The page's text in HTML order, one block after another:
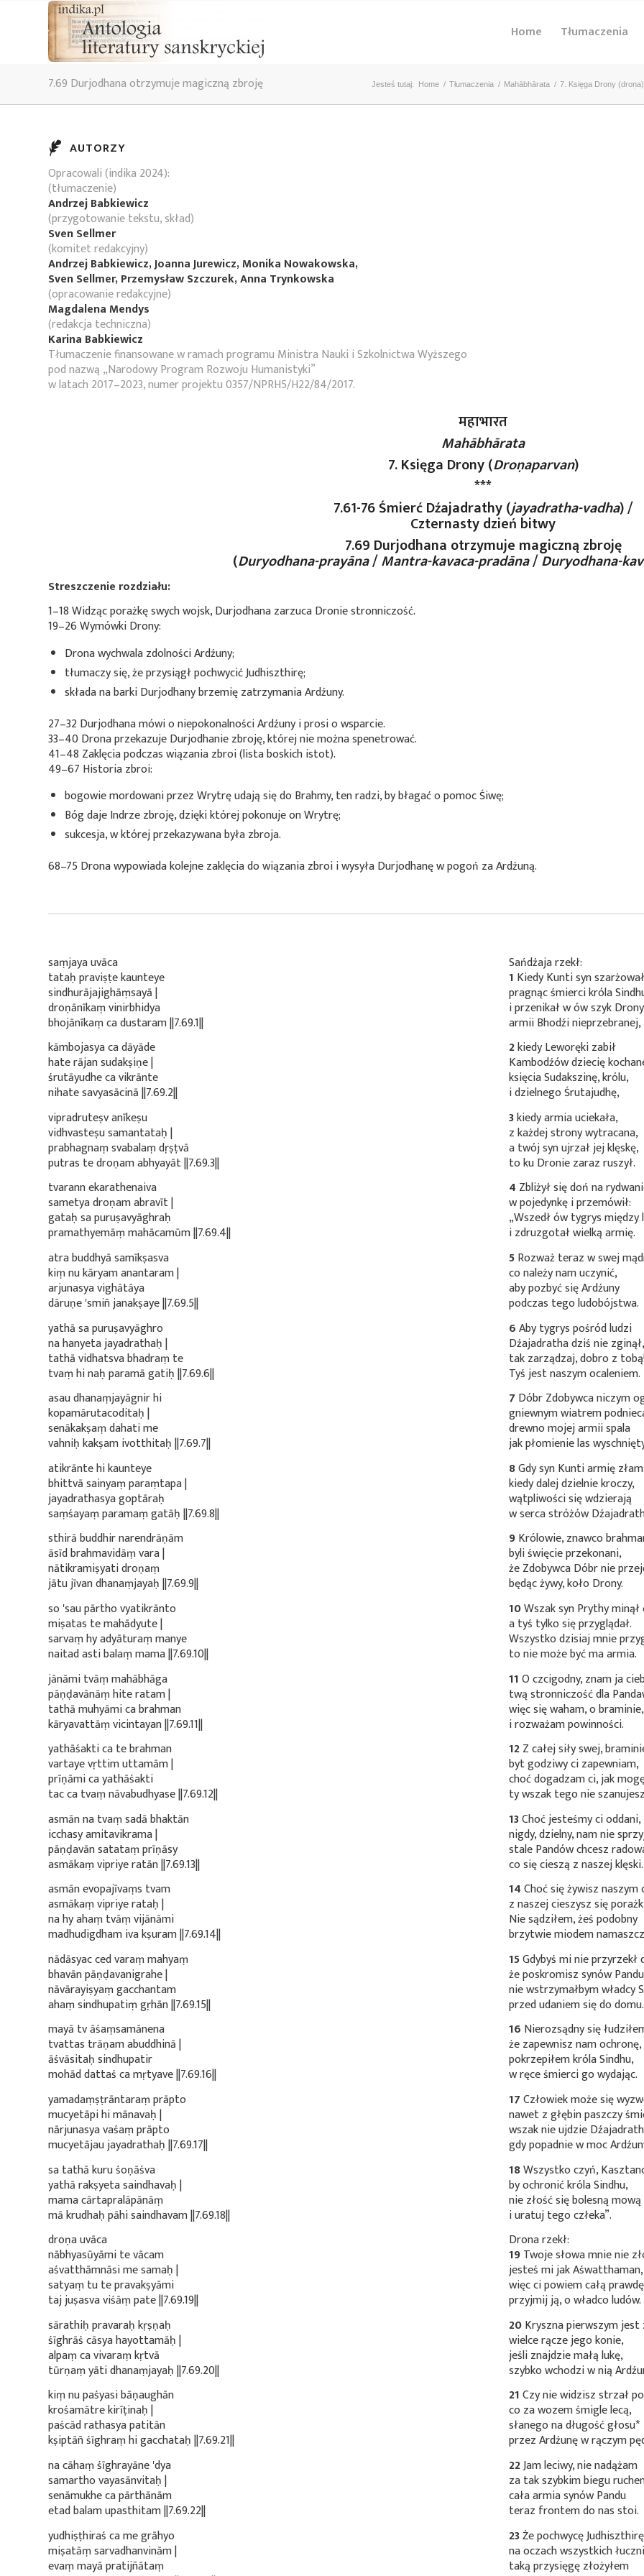
Home Tłumaczenia
7.69 Durjodhana otrzymuje magiczną zbroję Jesteś tutaj: Home / Tłumaczenia / Mahābhārata / 7. Księga Drony (droṇa)
AUTORZY
Opracowali (indika 2024):
(tłumaczenie)
Andrzej Babkiewicz
(przygotowanie tekstu, skład)
Sven Sellmer
(komitet redakcyjny)
Andrzej Babkiewicz, Joanna Jurewicz, Monika Nowakowska,
Sven Sellmer, Przemysław Szczurek, Anna Trynkowska
(opracowanie redakcyjne)
Magdalena Mendys
(redakcja techniczna)
Karina Babkiewicz
Tłumaczenie finansowane w ramach programu Ministra Nauki i Szkolnictwa Wyższego
pod nazwą „Narodowy Program Rozwoju Humanistyki”
w latach 2017–2023, numer projektu 0357/NPRH5/H22/84/2017.
महाभारत
Mahābhārata
7. Księga Drony (Droṇaparvan)
***
7.61-76 Śmierć Dźajadrathy (jayadratha-vadha) /
Czternasty dzień bitwy
7.69 Durjodhana otrzymuje magiczną zbroję
(Duryodhana-prayāna/Mantra-kavaca-pradāna/Duryodhana-
Streszczenie rozdziału:
1–18 Widząc porażkę swych wojsk, Durjodhana zarzuca Dronie stronniczość.
19–26 Wymówki Drony:
Drona wychwala zdolności Ardźuny;
tłumaczy się, że przysiągł pochwycić Judhiszthirę;
składa na barki Durjodhany brzemię zatrzymania Ardźuny.
27–32 Durjodhana mówi o niepokonalności Ardźuny i prosi o wsparcie.
33–40 Drona przekazuje Durjodhanie zbroję, której nie można spenetrować.
41–48 Zaklęcia podczas wiązania zbroi (lista boskich istot).
49–67 Historia zbroi:
bogowie mordowani przez Wrytrę udają się do Brahmy, ten radzi, by błagać o pomoc Śiwę;
Bóg daje Indrze zbroję, dzięki której pokonuje on Wrytrę;
sukcesja, w której przekazywana była zbroja.
68–75 Drona wypowiada kolejne zaklęcia do wiązania zbroi i wysyła Durjodhanę w pogoń za Ardźuną.
saṃjaya uvāca
tataḥ praviṣṭe kaunteye
sindhurājajighāṃsayā |
droṇānīkaṃ vinirbhidya
bhojānīkaṃ ca dustaram ||7.69.1||
kāmbojasya ca dāyāde
hate rājan sudakṣiṇe |
śrutāyudhe ca vikrānte
nihate savyasācinā ||7.69.2||
vipradruteṣv anīkeṣu
vidhvasteṣu samantataḥ |
prabhagnaṃ svabalaṃ dṛṣṭvā
putras te droṇam abhyayāt ||7.69.3||
tvarann ekarathenaiva
sametya droṇam abravīt |
gataḥ sa puruṣavyāghraḥ
pramathyemāṃ mahācamūm ||7.69.4||
atra buddhyā samīkṣasva
kiṃ nu kāryam anantaram |
arjunasya vighātāya
dāruṇe 'smiñ janakṣaye ||7.69.5||
yathā sa puruṣavyāghro
na hanyeta jayadrathaḥ |
tathā vidhatsva bhadraṃ te
tvaṃ hi naḥ paramā gatiḥ ||7.69.6||
asau dhanaṃjayāgnir hi
kopamārutacoditaḥ |
senākakṣaṃ dahati me
vahniḥ kakṣam ivotthitaḥ ||7.69.7||
atikrānte hi kaunteye
bhittvā sainyaṃ paraṃtapa |
jayadrathasya goptāraḥ
saṃśayaṃ paramaṃ gatāḥ ||7.69.8||
sthirā buddhir narendrāṇām
āsīd brahmavidāṃ vara |
nātikramiṣyati droṇaṃ
jātu jīvan dhanaṃjayaḥ ||7.69.9||
so 'sau pārtho vyatikrānto
miṣatas te mahādyute |
sarvaṃ hy adyāturaṃ manye
naitad asti balaṃ mama ||7.69.10||
jānāmi tvāṃ mahābhāga
pāṇḍavānāṃ hite ratam |
tathā muhyāmi ca brahman
kāryavattāṃ vicintayan ||7.69.11||
yathāśakti ca te brahman
vartaye vṛttim uttamām |
prīṇāmi ca yathāśakti
tac ca tvaṃ nāvabudhyase ||7.69.12||
asmān na tvaṃ sadā bhaktān
icchasy amitavikrama |
pāṇḍavān satataṃ prīṇāsy
asmākaṃ vipriye ratān ||7.69.13||
asmān evopajīvaṃs tvam
asmākaṃ vipriye rataḥ |
na hy ahaṃ tvāṃ vijānāmi
madhudigdham iva kṣuram ||7.69.14||
nādāsyac ced varaṃ mahyaṃ
bhavān pāṇḍavanigrahe |
nāvārayiṣyaṃ gacchantam
ahaṃ sindhupatiṃ gṛhān ||7.69.15||
mayā tv āśaṃsamānena
tvattas trāṇam abuddhinā |
āśvāsitaḥ sindhupatir
mohād dattaś ca mṛtyave ||7.69.16||
yamadaṃṣṭrāntaraṃ prāpto
mucyetāpi hi mānavaḥ |
nārjunasya vaśaṃ prāpto
mucyetājau jayadrathaḥ ||7.69.17||
sa tathā kuru śoṇāśva
yathā rakṣyeta saindhavaḥ |
mama cārtapralāpānāṃ
mā krudhaḥ pāhi saindhavam ||7.69.18||
droṇa uvāca
nābhyasūyāmi te vācam
aśvatthāmnāsi me samaḥ |
satyaṃ tu te pravakṣyāmi
taj juṣasva viśāṃ pate ||7.69.19||
sārathiḥ pravaraḥ kṛṣṇaḥ
śīghrāś cāsya hayottamāḥ |
alpaṃ ca vivaraṃ kṛtvā
tūrṇaṃ yāti dhanaṃjayaḥ ||7.69.20||
kiṃ nu paśyasi bāṇaughān
krośamātre kirīṭinaḥ |
paścād rathasya patitān
kṣiptāñ śīghraṃ hi gacchataḥ ||7.69.21||
na cāhaṃ śīghrayāne 'dya
samartho vayasānvitaḥ |
senāmukhe ca pārthānām
etad balam upasthitam ||7.69.22||
yudhiṣṭhiraś ca me grāhyo
miṣatāṃ sarvadhanvinām |
evaṃ mayā pratijñātaṃ
Sańdźaja rzekł:
1 Kiedy Kunti syn
pragnąc śmierci króla
i przenikał w ów szyk
armii Bhodźi nieprzebranej,
2kiedy Leworęki zabił
Kambodźów dziecię
księcia Sudakszinę, królu,
i dzielnego Śrutajudhę,
3kiedy armia uciekała,
z każdej strony wytracana,
a twój syn ujrzał jej klęskę,
to ku Dronie zaraz ruszył.
4 Zbliżył się doń na
w pojedynkę i przemówił:
„Wszedł ów tygrys między
i zdruzgotał wielką armię.
5Rozważ teraz w swej
co należy nam uczynić,
aby pozbyć się Ardźuny
podczas tego ludobójstwa.
6Aby tygrys pośród ludzi
Dźajadratha dziś nie zginął,
tak zarządzaj, dobro z
Tyś jest naszym ocaleniem.
7 Dóbr Zdobywca niczym
gniewnym wiatrem
drewno mojej armii spala
jak płomienie las
8Gdy syn Kunti armię
kiedy dalej dzielnie kroczy,
wątpliwości się wdzierają
w serca stróżów
9Królowie, znawco
byli święcie przekonani,
że Zdobywca Dóbr nie
będąc żywy, koło Drony.
10Wszak syn Prythy minął
a tyś tylko się przyglądał.
Wszystko dzisiaj mnie
to nie może być ma armia.
11O czcigodny, znam ja
twą stronniczość dla
więc się waham, o braminie,
i rozważam powinności.
12Z całej siły swej,
byt godziwy ci zapewniam,
choć dogadzam ci, jak
ty wszak tego nie
13Choć jesteśmy ci oddani,
nigdy, dzielny, nam nie
stale Pandów chcesz
co się cieszą z naszej klęski.
14Choć się żywisz naszym
z naszej cieszysz się
Nie sądziłem, żeś podobny
brzytwie miodem
15Gdybyś mi nie przyrzekł
że poskromisz synów
nie wstrzymałbym władcy
przed udaniem się do domu.
16 Nierozsądny się
że zapewnisz nam ochronę,
pokrzepiłem króla Sindhu,
w ręce śmierci go wydając.
17Człowiek może się
nawet z głębin paszczy
wszak nie ujdzie
gdy popadnie w moc
18Wszystko czyń,
by ochronić króla Sindhu,
nie złość się bolesną mową
i uratuj tego człeka”.
Drona rzekł:
19Twoje słowa mnie nie
jesteś mi jak Aśwatthaman,
więc ci powiem całą
przyjmij ją, o władco ludów.
20Kryszna pierwszym jest
wielce rącze jego konie,
jeśli znajdzie małą lukę,
szybko wchodzi w nią
21Czy nie widzisz strzał
co za wozem śmigle lecą,
słanego na długośćgłosu*
przez Ardźunę w rączym
22Jam leciwy, nie nadążam
za tak szybkim biegu
cała armia synów Pandu
teraz frontem do nas stoi.
23Że pochwycę Judhiszthirę
na oczach wszystkich
taką przysięgę złożyłem